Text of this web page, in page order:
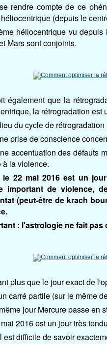
rendre compte de ce
(depuis le
héliocentrique vu
Mars sont conjoints.
également que la
la rétrogradation est
du cycle de rétrogradation
prise de conscience
accentuation des défauts
à la violence.
le 22 mai 2016 est un
important de violence,
(peut-être de krach
: l'astrologie ne fait pas
plus que le jour exact de
carré partile (sur le même
jour Mercure passe en
2016 est un jour très
est difficile de savoir